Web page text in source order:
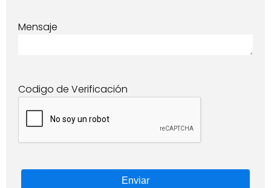
Mensaje
Codigo de Verificación
Enviar